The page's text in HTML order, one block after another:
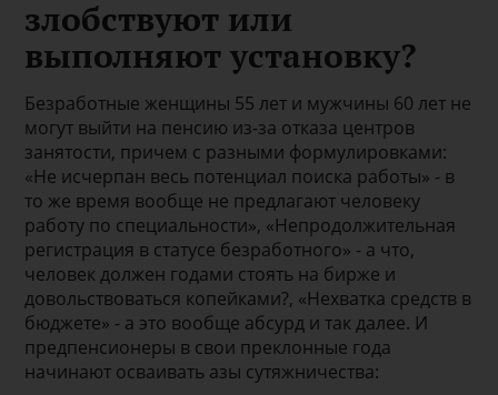
злобствуют или
выполняют установку?
Безработные женщины 55 лет и мужчины 60 лет не
могут выйти на пенсию из-за отказа центров
занятости, причем с разными формулировками:
«Не исчерпан весь потенциал поиска работы» - в
то же время вообще не предлагают человеку
работу по специальности», «Непродолжительная
регистрация в статусе безработного» - а что,
человек должен годами стоять на бирже и
довольствоваться копейками?, «Нехватка средств в
бюджете» - а это вообще абсурд и так далее. И
предпенсионеры в свои преклонные года
начинают осваивать азы сутяжничества: